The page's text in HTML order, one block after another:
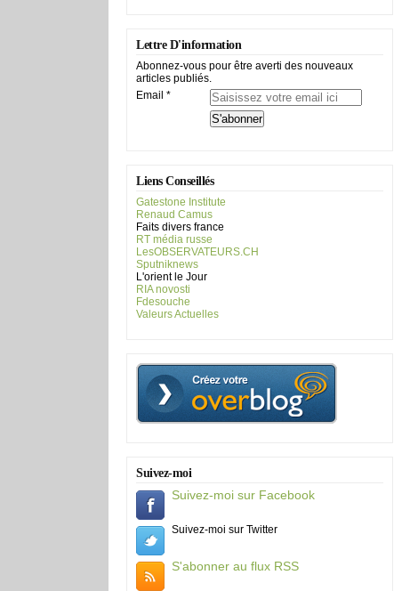
Lettre D'information
Abonnez-vous pour être averti des nouveaux
articles publiés.
Email
Liens Conseillés
Gatestone Institute
Renaud Camus
Faits divers france
RT média russe
LesOBSERVATEURS.CH
Sputniknews
L'orient le Jour
RIA novosti
Fdesouche
Valeurs Actuelles
Suivez-moi
Suivez-moi sur Facebook
Suivez-moi sur Twitter
S'abonner au flux RSS